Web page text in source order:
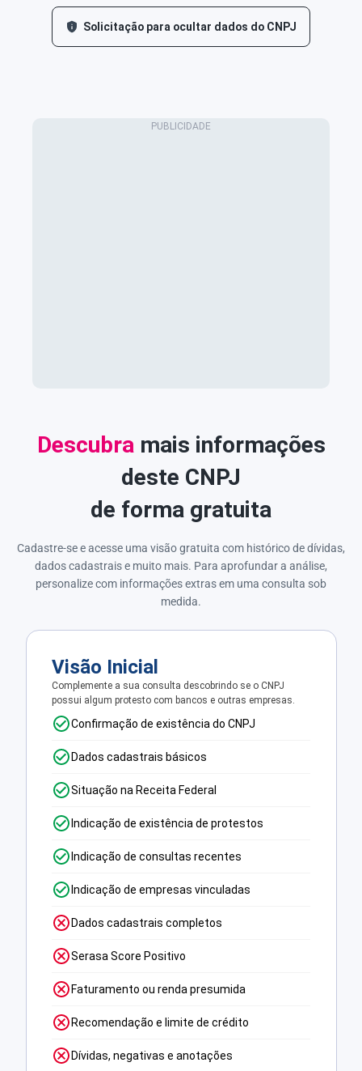
Solicitação para ocultar dados do CNPJ
Descubra mais informações
deste CNPJ
de forma gratuita
Cadastre-se e acesse uma visão gratuita com histórico de dívidas,
dados cadastrais e muito mais. Para aprofundar a análise,
personalize com informações extras em uma consulta sob
medida.
Visão Inicial
Complemente a sua consulta descobrindo se o CNPJ
possui algum protesto com bancos e outras empresas.
Confirmação de existência do CNPJ
Dados cadastrais básicos
Situação na Receita Federal
Indicação de existência de protestos
Indicação de consultas recentes
Indicação de empresas vinculadas
Dados cadastrais completos
Serasa Score Positivo
Faturamento ou renda presumida
Recomendação e limite de crédito
Dívidas, negativas e anotações